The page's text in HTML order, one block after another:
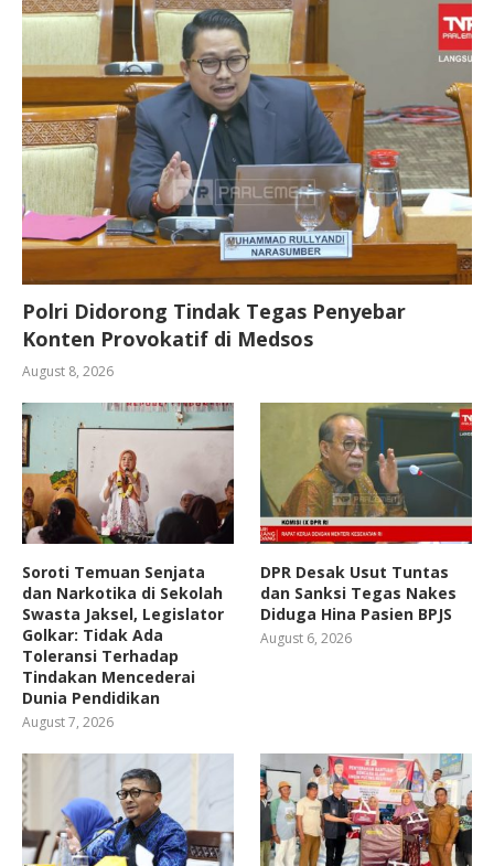
Polri Didorong Tindak Tegas Penyebar
Konten Provokatif di Medsos
August 8, 2026
Soroti Temuan Senjata
dan Narkotika di Sekolah
Swasta Jaksel, Legislator
Golkar: Tidak Ada
Toleransi Terhadap
Tindakan Mencederai
Dunia Pendidikan
August 7, 2026
DPR Desak Usut Tuntas
dan Sanksi Tegas Nakes
Diduga Hina Pasien BPJS
August 6, 2026